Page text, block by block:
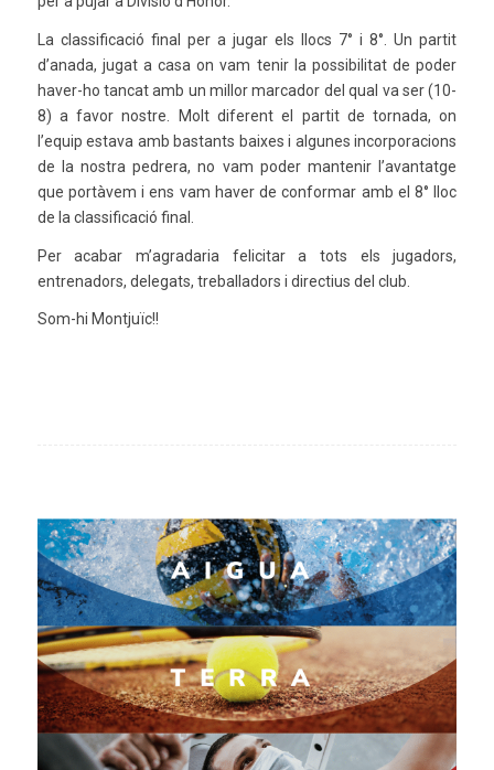
La classificació final per a jugar els llocs 7° i 8°. Un partit
d’anada, jugat a casa on vam tenir la possibilitat de poder
haver-ho tancat amb un millor marcador del qual va ser (10-
8) a favor nostre. Molt diferent el partit de tornada, on
l’equip estava amb bastants baixes i algunes incorporacions
de la nostra pedrera, no vam poder mantenir l’avantatge
que portàvem i ens vam haver de conformar amb el 8° lloc
de la classificació final.
Per acabar m’agradaria felicitar a tots els jugadors,
entrenadors, delegats, treballadors i directius del club.
Som-hi Montjuïc!!